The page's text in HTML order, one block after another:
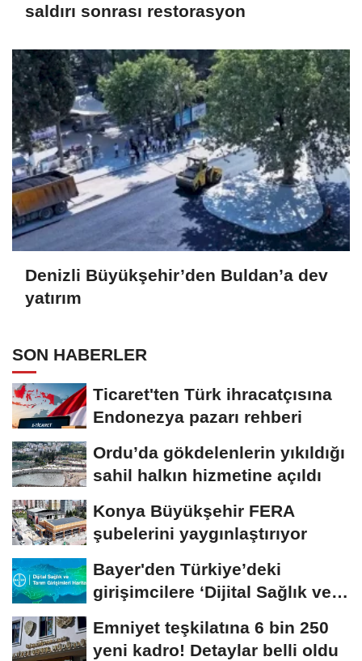
saldırı sonrası restorasyon
Denizli Büyükşehir’den Buldan’a dev
yatırım
SON HABERLER
Ticaret'ten Türk ihracatçısına
Endonezya pazarı rehberi
Ordu’da gökdelenlerin yıkıldığı
sahil halkın hizmetine açıldı
Konya Büyükşehir FERA
şubelerini yaygınlaştırıyor
Bayer'den Türkiye’deki
girişimcilere ‘Dijital Sağlık ve
Emniyet teşkilatına 6 bin 250
yeni kadro! Detaylar belli oldu